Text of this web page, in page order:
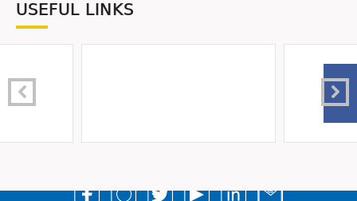
USEFUL LINKS